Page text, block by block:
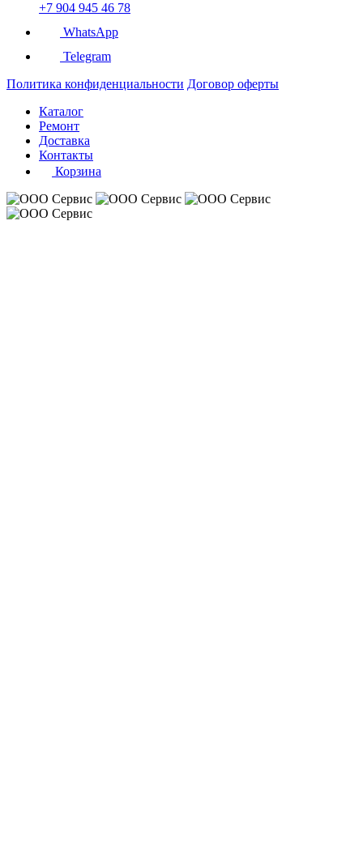
+7 904 945 46 78
WhatsApp
Telegram
Политика конфиденциальности Договор оферты
Каталог
Ремонт
Доставка
Контакты
Корзина